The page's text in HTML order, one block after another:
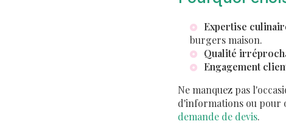
Expertise
burgers maison.
Qualité
Engagement
Ne manquez pas
d'informations ou pour
demande de devis.